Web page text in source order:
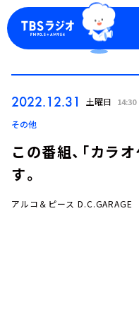
2022.12.31 土曜日 14:30
その他
この番組、「カラ
す。
アルコ＆ピース D.C.GARAGE